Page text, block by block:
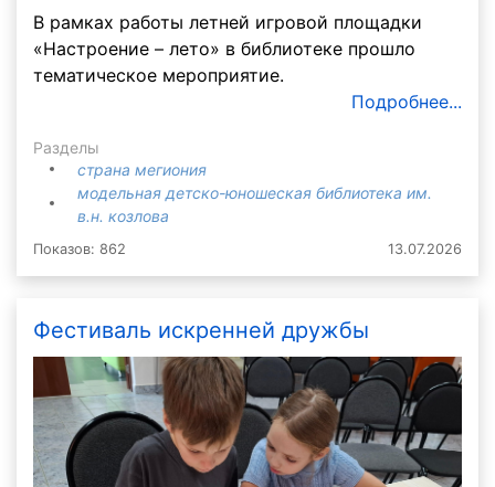
В рамках работы летней игровой площадки
«Настроение – лето» в библиотеке прошло
тематическое мероприятие.
Подробнее...
Разделы
страна мегиония
модельная детско-юношеская библиотека им.
в.н. козлова
Показов: 862 13.07.2026
Фестиваль искренней дружбы